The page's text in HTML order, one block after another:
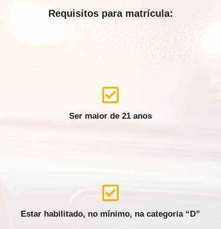
Requisitos para matrícula:
Ser maior de 21 anos
Estar habilitado, no mínimo, na categoria “D”